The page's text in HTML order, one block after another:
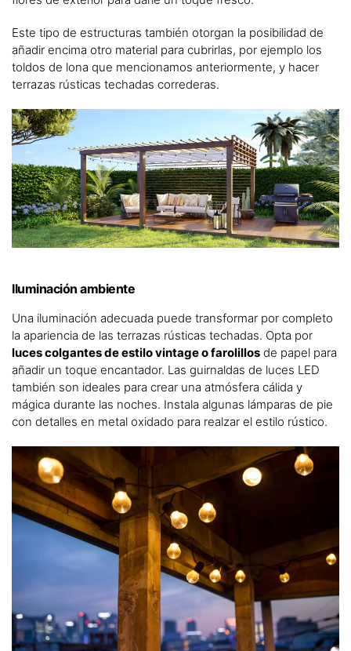
Este tipo de estructuras también otorgan la posibilidad de
añadir encima otro material para cubrirlas, por ejemplo los
toldos de lona que mencionamos anteriormente, y hacer
terrazas rústicas techadas correderas.
Iluminación ambiente
Una iluminación adecuada puede transformar por completo
la apariencia de las terrazas rústicas techadas. Opta por
luces colgantes de estilo vintage o farolillos de papel para
añadir un toque encantador. Las guirnaldas de luces LED
también son ideales para crear una atmósfera cálida y
mágica durante las noches. Instala algunas lámparas de pie
con detalles en metal oxidado para realzar el estilo rústico.